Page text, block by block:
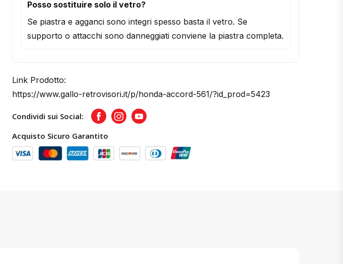
Posso sostituire solo il vetro?
Se piastra e agganci sono integri spesso basta il vetro. Se
supporto o attacchi sono danneggiati conviene la piastra completa.
Link Prodotto:
https://www.gallo-retrovisori.it/p/honda-accord-561/?id_prod=5423
Condividi sui Social: FacebookInstagramYoutube
Acquisto Sicuro Garantito